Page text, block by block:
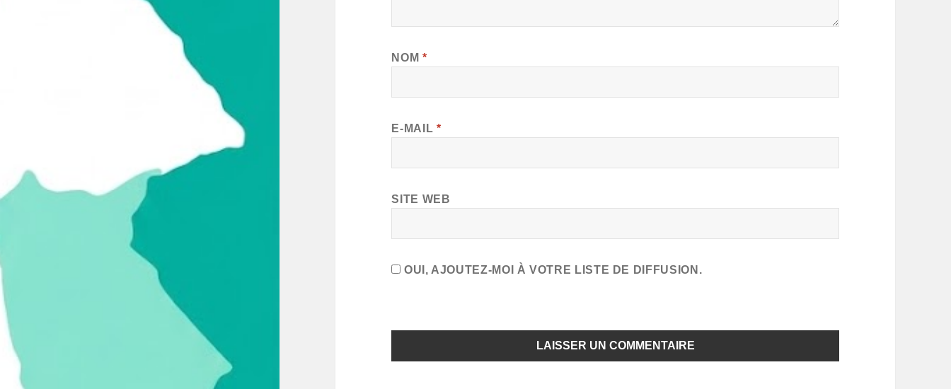
NOM *
E-MAIL *
SITE WEB
OUI, AJOUTEZ-MOI À VOTRE LISTE DE DIFFUSION.